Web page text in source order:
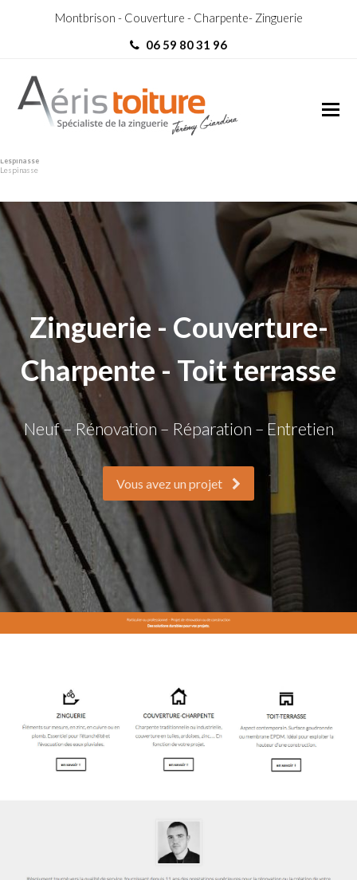
Montbrison - Couverture - Charpente- Zinguerie
06 59 80 31 96
Lespinasse
Lespinasse
Zinguerie - Couverture-
Charpente - Toit terrasse
Neuf – Rénovation – Réparation – Entretien
Vous avez un projet